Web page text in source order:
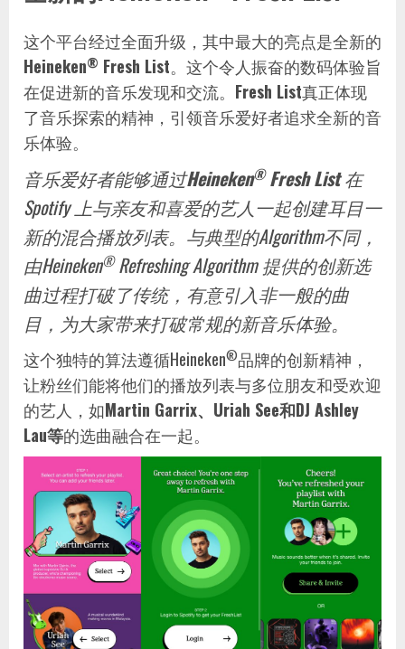
这个平台经过全面升级，其中最大的亮点是全新的
Heineken® Fresh List。这个令人振奋的数码体验旨
在促进新的音乐发现和交流。 Fresh List真正体现
了音乐探索的精神，引领音乐爱好者追求全新的音
乐体验。
音乐爱好者能够通过Heineken®Fresh List在
Spotify 上与亲友和喜爱的艺人一起创建耳目一
新的混合播放列表。与典型的Algorithm不同，
由Heineken®Refreshing Algorithm 提供的创新选
曲过程打破了传统，有意引入非一般的曲
目，为大家带来打破常规的新音乐体验。
这个独特的算法遵循Heineken®品牌的创新精神，
让粉丝们能将他们的播放列表与多位朋友和受欢迎
的艺人，如Martin Garrix、Uriah See和DJ Ashley
Lau等的选曲融合在一起。